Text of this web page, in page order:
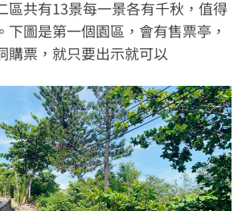
區共有13景每一景各有千秋，值得
下圖是第一個園區，會有售票亭，
購票，就只要出示就可以